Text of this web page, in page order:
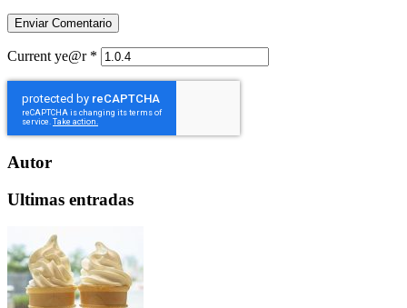
Current ye@r *
Autor
Ultimas entradas